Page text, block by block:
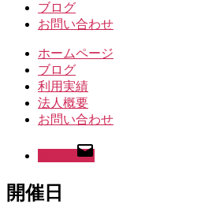
ブログ
お問い合わせ
ホームページ
ブログ
利用実績
法人概要
お問い合わせ
開催日